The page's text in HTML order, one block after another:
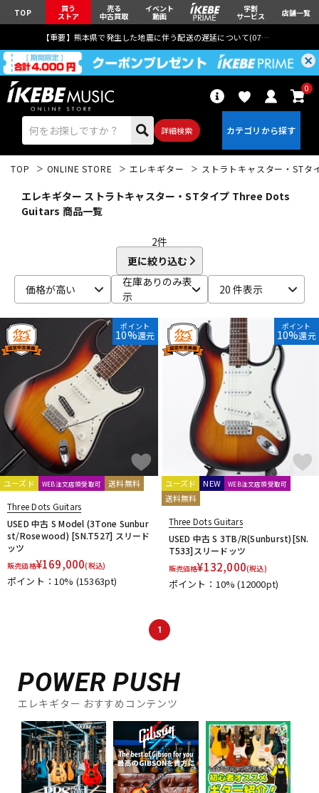
TOP 買う
ストア
売る
中古買取
イベント
動画
学割
サービス 店舗一覧
【重要】熊本県で発生した地震に伴う配送の遅延について(07月29日
詳細検索
0
ベース ウクレレ
ドラム パーカッション
キーボード 電子ピアノ
管楽器 その他楽器
アンプ
DTM
中古
TOP ONLINE STORE エレキギター ストラトキャスター・STタ
エレキギター ストラトキャスター・STタイプ Three Dots
Guitars 商品一覧
2件
更に絞り込む
価格が高い
在庫ありのみ表
示
20 件表示
ポイント
10%還元
ユーズド WEB注文店頭受取可 送料無料
Three Dots Guitars
USED 中古 S Model (3Tone Sunbur
st/Rosewood) [SN.T527] スリード
ッツ
販売価格¥169,000(税込)
ポイント：10% (15363pt)
ポイント
10%還元
ユーズド NEW WEB注文店頭受取可
送料無料
Three Dots Guitars
USED 中古 S 3TB/R(Sunburst)[SN.
T533]スリードッツ
販売価格¥132,000(税込)
ポイント：10%(12000pt)
1
POWER PUSH
エレキギター おすすめコンテンツ